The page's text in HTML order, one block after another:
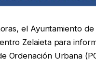
el Ayuntamiento
Zelaieta para
Ordenación Urbana